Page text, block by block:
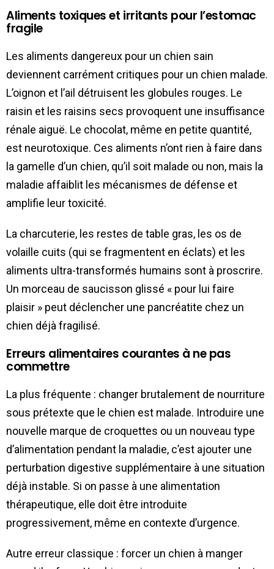
Aliments toxiques et irritants pour l’estomac
fragile
Les aliments dangereux pour un chien sain
deviennent carrément critiques pour un chien malade.
L’oignon et l’ail détruisent les globules rouges. Le
raisin et les raisins secs provoquent une insuffisance
rénale aiguë. Le chocolat, même en petite quantité,
est neurotoxique. Ces aliments n’ont rien à faire dans
la gamelle d’un chien, qu’il soit malade ou non, mais la
maladie affaiblit les mécanismes de défense et
amplifie leur toxicité.
La charcuterie, les restes de table gras, les os de
volaille cuits (qui se fragmentent en éclats) et les
aliments ultra-transformés humains sont à proscrire.
Un morceau de saucisson glissé « pour lui faire
plaisir » peut déclencher une pancréatite chez un
chien déjà fragilisé.
Erreurs alimentaires courantes à ne pas
commettre
La plus fréquente : changer brutalement de nourriture
sous prétexte que le chien est malade. Introduire une
nouvelle marque de croquettes ou un nouveau type
d’alimentation pendant la maladie, c’est ajouter une
perturbation digestive supplémentaire à une situation
déjà instable. Si on passe à une alimentation
thérapeutique, elle doit être introduite
progressivement, même en contexte d’urgence.
Autre erreur classique : forcer un chien à manger